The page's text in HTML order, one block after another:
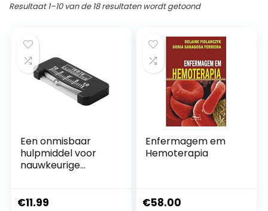
Resultaat 1–10 van de 18 resultaten wordt getoond
Een onmisbaar
hulpmiddel voor
nauwkeurige
staanplaatsen
€11.99
Enfermagem em
Hemoterapia
€58.00